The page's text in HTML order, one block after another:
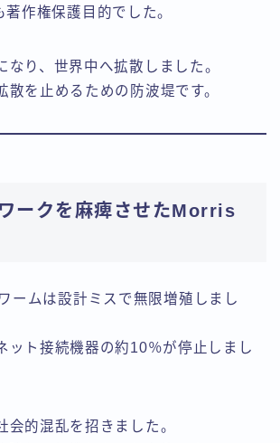
作権保護目的でした。
なり、世界中へ拡散しました。
散を止めるための防波堤です。
ークを麻痺させたMorris
ームは設計ミスで無限増殖しまし
ット接続機器の約10％が停止しまし
会的混乱を招きました。